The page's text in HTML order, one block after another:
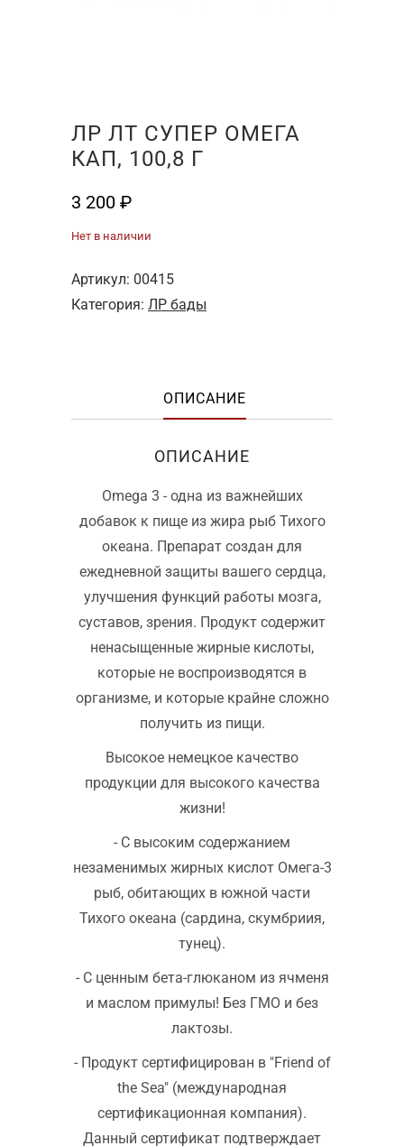
ЛР ЛТ СУПЕР ОМЕГА
КАП, 100,8 Г
3 200 ₽
Нет в наличии
Артикул: 00415
Категория: ЛР бады
ОПИСАНИЕ
ОПИСАНИЕ
Omega 3 - одна из важнейших
добавок к пище из жира рыб Тихого
океана. Препарат создан для
ежедневной защиты вашего сердца,
улучшения функций работы мозга,
суставов, зрения. Продукт содержит
ненасыщенные жирные кислоты,
которые не воспроизводятся в
организме, и которые крайне сложно
получить из пищи.
Высокое немецкое качество
продукции для высокого качества
жизни!
- С высоким содержанием
незаменимых жирных кислот Омега-3
рыб, обитающих в южной части
Тихого океана (сардина, скумбриия,
тунец).
- С ценным бета-глюканом из ячменя
и маслом примулы! Без ГМО и без
лактозы.
- Продукт сертифицирован в "Friend of
the Sea" (международная
сертификационная компания).
Данный сертификат подтверждает